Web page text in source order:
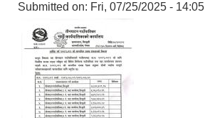
Submitted on: Fri, 07/25/2025 - 14:05